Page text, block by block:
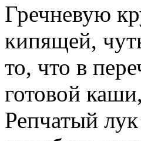
Гречневую
кипящей,
то, что в
готовой
Репчатый